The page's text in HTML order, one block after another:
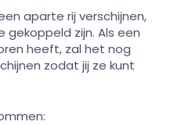
aparte rij verschijnen,
zijn. Als een
heeft, zal het nog
zodat jij ze kunt